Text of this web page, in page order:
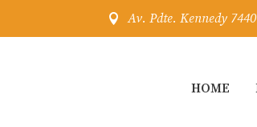
 Av. Pdte. Kennedy
HOME